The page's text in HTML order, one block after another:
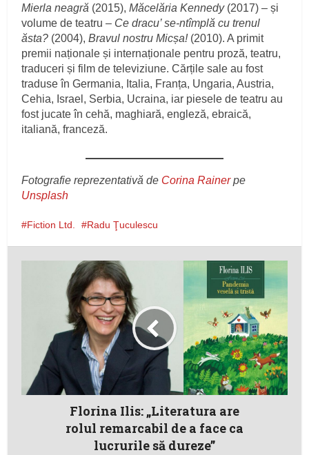
Mierla neagră (2015),Măcelăria Kennedy(2017) – și
volume de teatru – Ce dracu’ se-ntîmplă cu trenul
ăsta? (2004),Bravul nostru Micșa!(2010). A primit
premii naționale și internaționale pentru proză, teatru,
traduceri și film de televiziune. Cărțile sale au fost
traduse în Germania, Italia, Franța, Ungaria, Austria,
Cehia, Israel, Serbia, Ucraina, iar piesele de teatru au
fost jucate în cehă, maghiară, engleză, ebraică,
italiană, franceză.
Fotografie reprezentativă de Corina Rainerpe
Unsplash
Fiction Ltd. Radu Ţuculescu
Florina Ilis: „Literatura are
rolul remarcabil de a face ca
lucrurile să dureze”